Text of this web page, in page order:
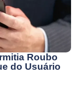
Roubo
do Usuário